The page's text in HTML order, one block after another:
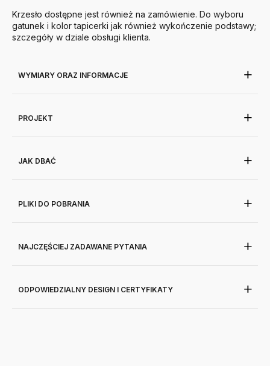
Krzesło dostępne jest również na zamówienie. Do wyboru
gatunek i kolor tapicerki jak również wykończenie podstawy;
szczegóły w dziale obsługi klienta.
WYMIARY ORAZ INFORMACJE
PROJEKT
JAK DBAĆ
PLIKI DO POBRANIA
NAJCZĘŚCIEJ ZADAWANE PYTANIA
ODPOWIEDZIALNY DESIGN I CERTYFIKATY